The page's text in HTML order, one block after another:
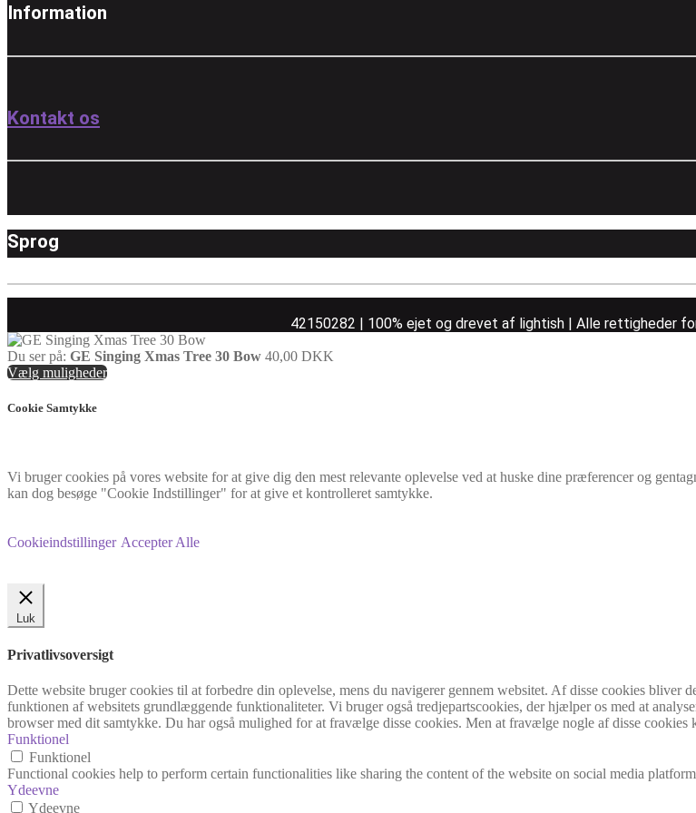
Information
Kontakt os
Sprog
42150282 | 100% ejet og drevet af lightish | Alle rettigheder
Du ser på: GE Singing Xmas Tree 30 Bow 40,00 DKK
Vælg muligheder
Cookie Samtykke
Vi bruger cookies på vores website for at give dig den mest relevante oplevelse ved at huske dine præferencer og
kan dog besøge "Cookie Indstillinger" for at give et kontrolleret samtykke.
Cookieindstillinger Accepter Alle
Luk
Privatlivsoversigt
Dette website bruger cookies til at forbedre din oplevelse, mens du navigerer gennem websitet. Af disse cookies bliver
funktionen af websitets grundlæggende funktionaliteter. Vi bruger også tredjepartscookies, der hjælper os med at
browser med dit samtykke. Du har også mulighed for at fravælge disse cookies. Men at fravælge nogle af disse cookies
Funktionel
Funktionel
Functional cookies help to perform certain functionalities like sharing the content of the website on social media
Ydeevne
Ydeevne